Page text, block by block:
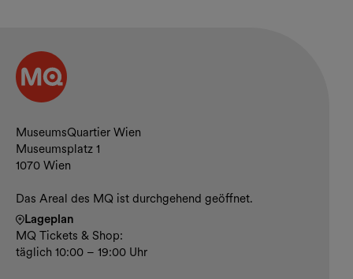
Kontakt und Öffnungszeiten
MuseumsQuartier Wien
Museumsplatz 1
1070 Wien
Das Areal des MQ ist durchgehend geöffnet.
Lageplan
MQ Tickets & Shop:
täglich 10:00 – 19:00 Uhr